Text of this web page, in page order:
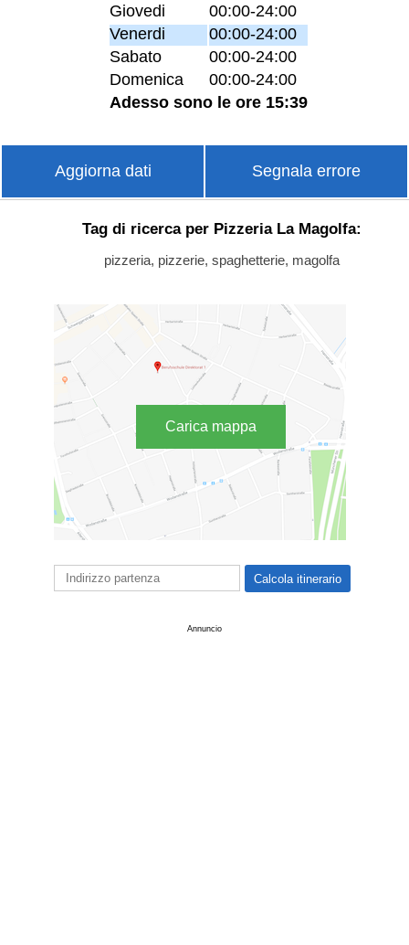
Giovedi
00:00-24:00
Venerdi
00:00-24:00
Sabato
00:00-24:00
Domenica
00:00-24:00
Adesso sono le ore 15:39
Aggiorna dati Segnala errore
Tag di ricerca per Pizzeria La Magolfa:
pizzeria, pizzerie, spaghetterie, magolfa
Carica mappa
Annuncio